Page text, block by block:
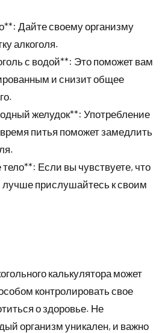
Дайте своему организму
алкоголя.
с водой**: Это поможет вам
и снизит общее
желудок**: Употребление
питья поможет замедлить
Если вы чувствуете, что
лучше прислушайтесь к своим
калькулятора может
контролировать свое
о здоровье. Не
организм уникален, и важно